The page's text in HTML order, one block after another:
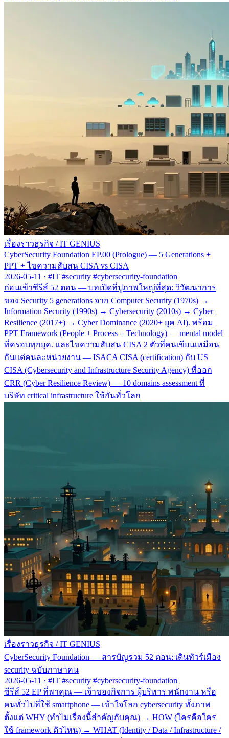
เรื่องราวธุรกิจ / IT GENIUS
CyberSecurity Foundation EP.00 (Prologue) — 5 Generations +
PPT + ไขความสับสน CISA vs CISA
2026-05-11 · #IT #security #cybersecurity-foundation
ก่อนเข้าซีรีส์ 52 ตอน — บทเปิดที่ปูภาพใหญ่ที่สุด: วิวัฒนาการ
ของ Security 5 generations จาก Computer Security (1970s) →
Information Security (1990s) → Cybersecurity (2010s) → Cyber
Resilience (2017+) → Cyber Dominance (2020+ ยุค AI). พร้อม
PPT Framework (People + Process + Technology) — mental model
ที่ครอบทุกยุค. และไขความสับสน CISA 2 ตัวที่คนเขียนเหมือน
กันแต่คนละหน่วยงาน — ISACA CISA (certification) กับ US
CISA (Cybersecurity and Infrastructure Security Agency) ที่ออก
CRR (Cyber Resilience Review) — 10 domains assessment ที่
บริษัท critical infrastructure ใช้กันทั่วโลก
เรื่องราวธุรกิจ / IT GENIUS
CyberSecurity Foundation — สารบัญรวม 52 ตอน: เดินทัวร์เมือง
security ฉบับภาษาคน
2026-05-11 · #IT #security #cybersecurity-foundation
ซีรีส์ 52 EP ที่พาคุณ — เจ้าของกิจการ ผู้บริหาร พนักงาน หรือ
คนทั่วไปที่ใช้ smartphone — เข้าใจโลก cybersecurity ทั้งภาพ
ตั้งแต่ WHY (ทำไมเรื่องนี้สำคัญกับคุณ) → HOW (ใครคือใคร
ใช้ framework ตัวไหน) → WHAT (Identity / Data / Infrastructure /